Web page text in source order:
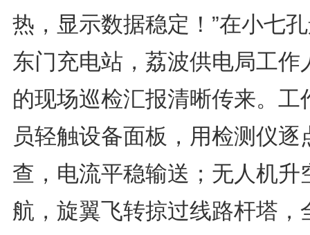
热，显示数据稳定！”在小七
东门充电站，荔波供电局工作
的现场巡检汇报清晰传来。工
员轻触设备面板，用检测仪逐
查，电流平稳输送；无人机升
航，旋翼飞转掠过线路杆塔，